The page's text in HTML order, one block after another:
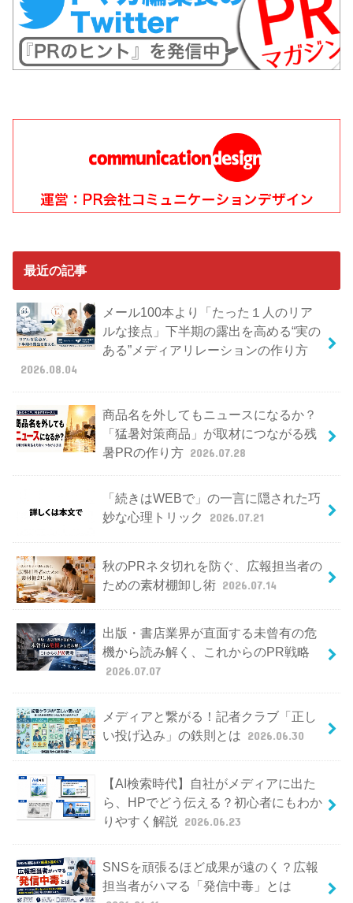
最近の記事
メール100本より「たった１人のリア
ルな接点」下半期の露出を高める“実の
ある”メディアリレーションの作り方
2026.08.04
商品名を外してもニュースになるか？
「猛暑対策商品」が取材につながる残
暑PRの作り方 2026.07.28
「続きはWEBで」の一言に隠された巧
妙な心理トリック
2026.07.21
秋のPRネタ切れを防ぐ、広報担当者の
ための素材棚卸し術 2026.07.14
出版・書店業界が直面する未曾有の危
機から読み解く、これからのPR戦略
2026.07.07
メディアと繋がる！記者クラブ「正し
い投げ込み」の鉄則とは 2026.06.30
【AI検索時代】自社がメディアに出た
ら、HPでどう伝える？初心者にもわか
りやすく解説
2026.06.23
SNSを頑張るほど成果が遠のく？広報
担当者がハマる「発信中毒」とは